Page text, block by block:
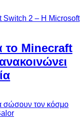
το Minecraft